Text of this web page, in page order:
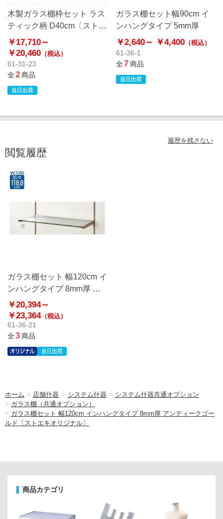
木製ガラス棚枠セット ラス
ティック柄 D40cm〔ストエ
キオリジナル〕
￥17,710～
￥20,460 （税込）
61-31-23
全2商品
ガラス棚セット幅90cm イ
ンハングタイプ 5mm厚
￥2,640～ ￥4,400（税込）
61-36-1
全7商品
履歴を残さない
閲覧履歴
ガラス棚セット 幅120cm イ
ンハングタイプ 8mm厚 ア
ンティークゴールド〔スト
エキオリジナル〕
￥20,394～
￥23,364（税込）
61-36-21
全3商品
ホーム > 店舗什器 > システム什器 > システム什器共通オプション
> ガラス棚（共通オプション）
> ガラス棚セット 幅120cm インハングタイプ 8mm厚 アンティークゴー
ルド〔ストエキオリジナル〕
商品カテゴリ